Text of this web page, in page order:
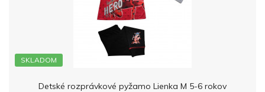
SKLADOM
Detské rozprávkové pyžamo Lienka M 5-6 rokov